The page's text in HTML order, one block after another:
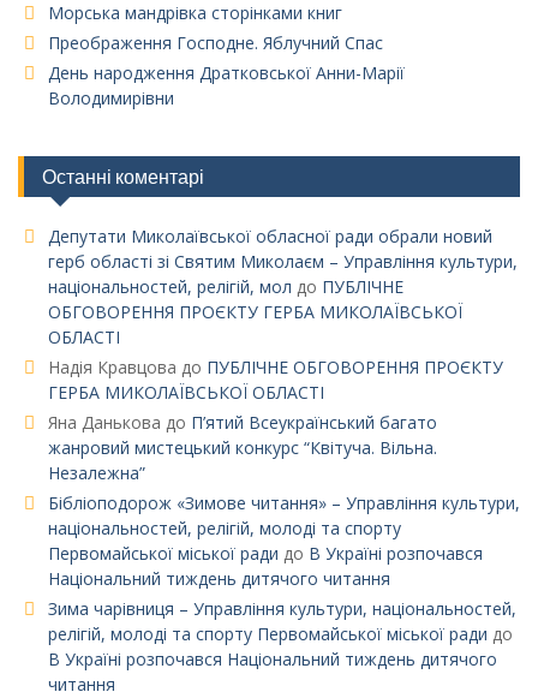
Морська мандрівка сторінками книг
Преображення Господне. Яблучний Спас
День народження Дратковської Анни-Марії
Володимирівни
Останні коментарі
Депутати Миколаївської обласної ради обрали новий
герб області зі Святим Миколаєм – Управління культури,
національностей, релігій, мол до ПУБЛІЧНЕ
ОБГОВОРЕННЯ ПРОЄКТУ ГЕРБА МИКОЛАЇВСЬКОЇ
ОБЛАСТІ
Надія Кравцова до ПУБЛІЧНЕ ОБГОВОРЕННЯ ПРОЄКТУ
ГЕРБА МИКОЛАЇВСЬКОЇ ОБЛАСТІ
Яна Данькова до П’ятий Всеукраїнський багато
жанровий мистецький конкурс “Квітуча. Вільна.
Незалежна”
Бібліоподорож «Зимове читання» – Управління культури,
національностей, релігій, молоді та спорту
Первомайської міської ради до В Україні розпочався
Національний тиждень дитячого читання
Зима чарівниця – Управління культури, національностей,
релігій, молоді та спорту Первомайської міської ради до
В Україні розпочався Національний тиждень дитячого
читання